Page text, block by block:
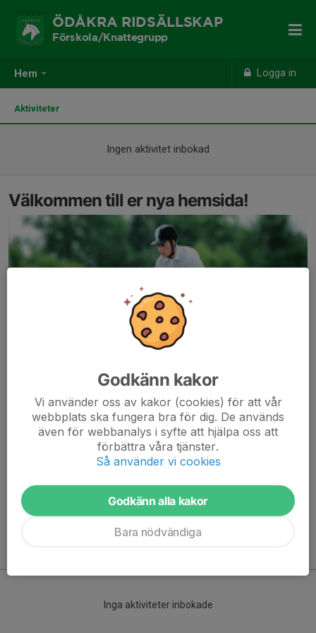
Hem Logga in
ÖDÅKRA RIDSÄLLSKAP
Förskola/Knattegrupp
Aktiviteter
Ingen aktivitet inbokad
Välkommen till er nya hemsida!
Här hamnar automatiskt de senaste nyheterna på hemsidan. För
att kunna börja administrera hemsidan loggar du in högst upp till
/Svenskalag.se
Inga aktiviteter inbokade
Godkänn kakor
Vi använder oss av kakor (cookies) för att vår
webbplats ska fungera bra för dig. De används
även för webbanalys i syfte att hjälpa oss att
förbättra våra tjänster.
Så använder vi cookies
Godkänn alla kakor
Bara nödvändiga